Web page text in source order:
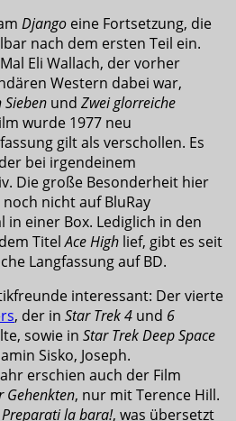
Django eine Fortsetzung, die
nach dem ersten Teil ein.
Eli Wallach, der vorher
Western dabei war,
und Zwei glorreiche
wurde 1977 neu
gilt als verschollen. Es
bei irgendeinem
Die große Besonderheit hier
nicht auf BluRay
in einer Box. Lediglich in den
TitelAce High lief, gibt es seit
Langfassung auf BD.
interessant: Der vierte
, der in Star Trek 4 und 6
sowie in Star Trek Deep Space
Sisko, Joseph.
erschien auch der Film
Gehenkten, nur mit Terence Hill.
Preparati la bara!, was übersetzt